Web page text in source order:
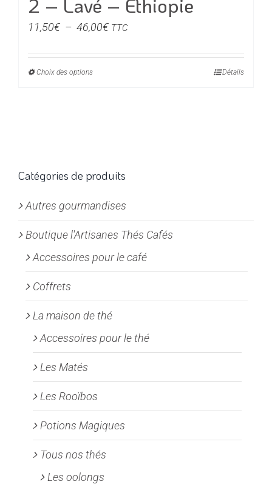
2 – Lavé – Ethiopie
11,50€ – 46,00€Plage
prix :
TTC
Choix des optionsCe
options
être
choisies
sur
la
page
produit
Détails
Catégories de produits
Autres gourmandises
Boutique l'Artisanes Thés Cafés
Accessoires pour le café
Coffrets
La maison de thé
Accessoires pour le thé
Les Matés
Les Rooïbos
Potions Magiques
Tous nos thés
Les oolongs